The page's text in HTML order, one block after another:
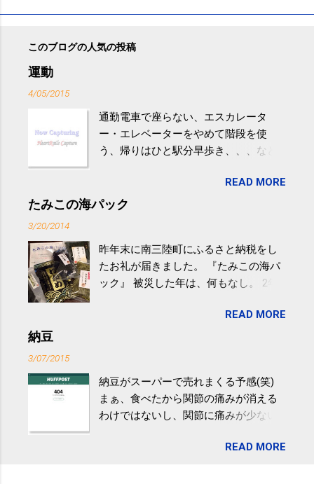
このブログの人気の投稿
運動
4/05/2015
通勤電車で座らない、エスカレータ
ー・エレベーターをやめて階段を使
う、帰りはひと駅分早歩き、、、など
やすい。 スポーツウェア・シューズで
するものだけが運動ではない。 食べ
けると改善する、との結果を筑波大の
研究チームが発表した。改善が期待で
きるのは、過度の飲酒が原因ではない
減らなくても効果があるという。 正田
波大「減量しなくても効果」 - ニュー
ス - アピタル（医療・健康）
READ MORE
たみこの海パック
3/20/2014
昨年末に南三陸町にふるさと納税をし
たお礼が届きました。 『たみこの海パ
ック』 被災した年は、何もなし。 2年
が『たみこの海パック』。 ボランティ
全く考えていなかったので、貰えると
少しづつ復興してる感が伝わってきて
嬉しいです。 あと、ふるさと納税が節
ですが、節税になるほど稼げていない
READ MORE
納豆
3/07/2015
納豆がスーパーで売れまくる予感(笑)
まぁ、食べたから関節の痛みが消える
わけではないし、関節に痛みが少ない
ど。。 「関節の老化」は、「コンドロ
READ MORE